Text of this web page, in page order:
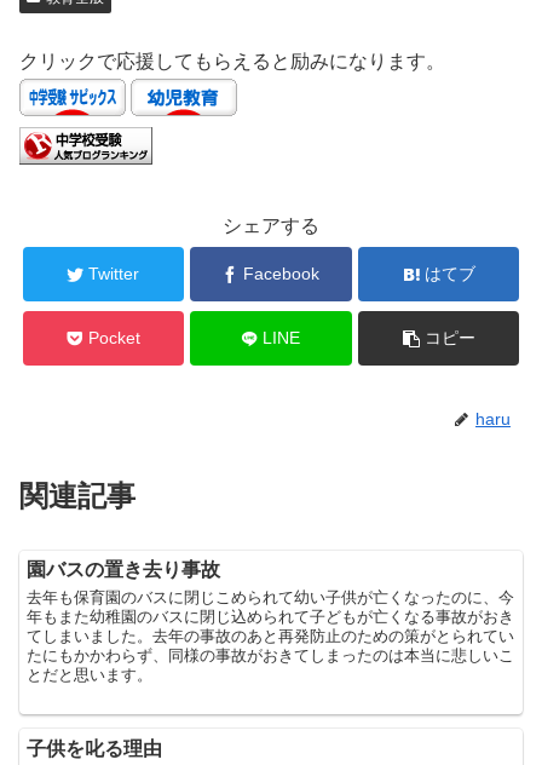
クリックで応援してもらえると励みになります。
シェアする
Twitter Facebook はてブ
Pocket LINE コピー
haru
関連記事
園バスの置き去り事故
去年も保育園のバスに閉じこめられて幼い子供が亡くなったのに、今
年もまた幼稚園のバスに閉じ込められて子どもが亡くなる事故がおき
てしまいました。去年の事故のあと再発防止のための策がとられてい
たにもかかわらず、同様の事故がおきてしまったのは本当に悲しいこ
とだと思います。
子供を叱る理由